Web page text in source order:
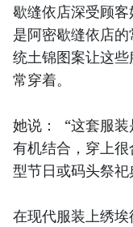
歇缝依店深受顾
是阿密歇缝依店
统土锦图案让这
常穿着。
她说： “这套服
有机结合，穿上
型节日或码头祭
在现代服装上绣